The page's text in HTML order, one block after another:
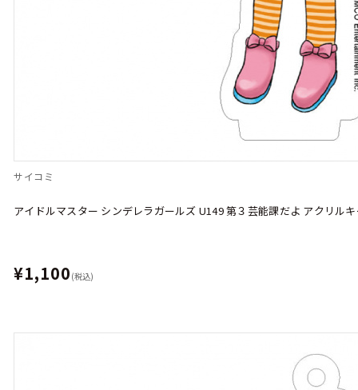
サイコミ
アイドルマスター シンデレラガールズ U149 第３芸能課だよ アクリル
¥1,100 (税込)